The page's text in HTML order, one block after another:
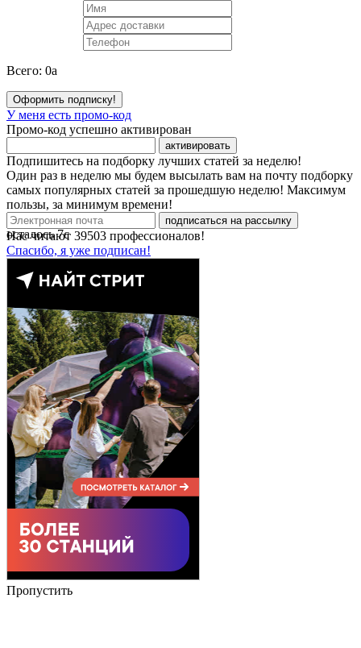
Всего: 0a
Оформить подписку!
У меня есть промо-код
Промо-код успешно активирован
активировать
Подпишитесь на подборку лучших статей за неделю!
Один раз в неделю мы будем высылать вам на почту подборку
самых популярных статей за прошедшую неделю! Максимум
пользы, за минимум времени!
подписаться на рассылку
Нас читают 39503 профессионалов!
Спасибо, я уже подписан!
осталось7с
Пропустить